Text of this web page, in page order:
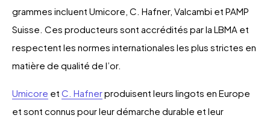
grammes incluent Umicore, C. Hafner, Valcambi et PAMP
Suisse. Ces producteurs sont accrédités par la LBMA et
respectent les normes internationales les plus strictes en
matière de qualité de l’or.
Umicore et C. Hafnerproduisent leurs lingots en Europe
et sont connus pour leur démarche durable et leur